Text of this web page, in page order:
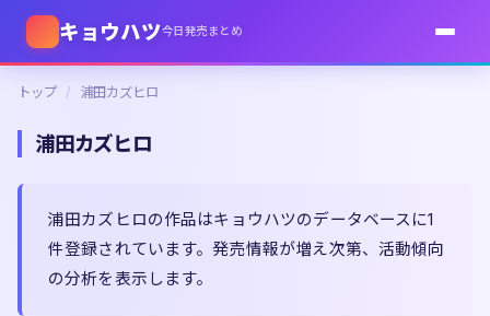
キョウハツ今日発売まとめ
トップ / 浦田カズヒロ
浦田カズヒロ
浦田カズヒロの作品はキョウハツのデータベースに1
件登録されています。発売情報が増え次第、活動傾向
の分析を表示します。